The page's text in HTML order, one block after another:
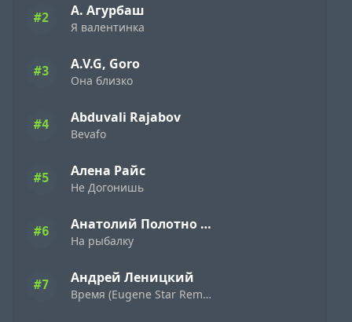
#2 А. Агурбаш
Я валентинка
#3 A.V.G, Goro
Она близко
#4 Abduvali Rajabov
Bevafo
#5 Алена Райс
Не Догонишь
#6 Анатолий Полотно и Федя Карманов
На рыбалку
#7 Андрей Леницкий
Время (Eugene Star Remix) Extended